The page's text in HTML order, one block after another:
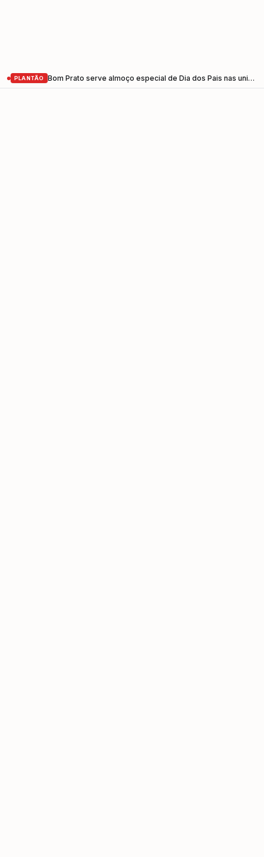
PLANTÃO Bom Prato serve almoço especial de Dia dos Pais nas unidades do Vale do Paraíba nesta sexta-feira (7)